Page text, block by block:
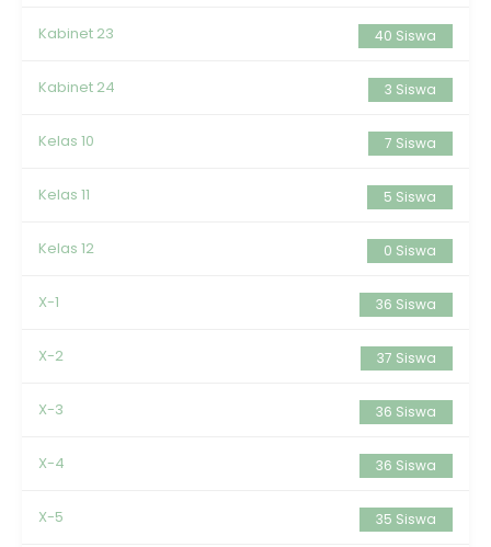
Kabinet 23 40 Siswa
Kabinet 24 3 Siswa
Kelas 10 7 Siswa
Kelas 11 5 Siswa
Kelas 12 0 Siswa
X-1 36 Siswa
X-2 37 Siswa
X-3 36 Siswa
X-4 36 Siswa
X-5 35 Siswa